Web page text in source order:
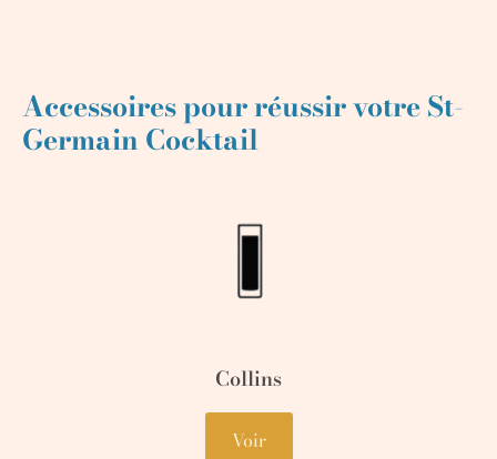
Accessoires pour réussir votre St-
Germain Cocktail
Collins
Voir